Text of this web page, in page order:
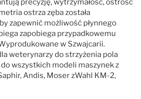
ostrza zęba została
zapewnić możliwość płynnego
zapobiega przypadkowemu
w Szwajcarii.
weterynarzy do strzyżenia pola
wszystkich modeli maszynek z
Andis, Moser zWahl KM-2,